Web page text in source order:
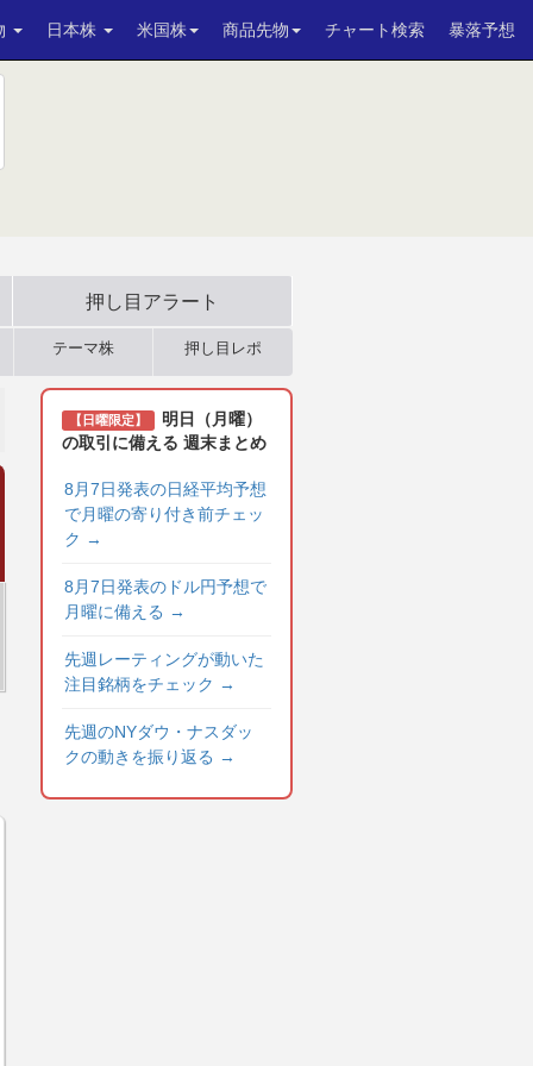
日本株 米国株 商品先物 チャート検索 暴落予想
押し目アラート
テーマ株 押し目レポ
【日曜限定】
明日（月曜）
の取引に備える 週末まとめ
8月7日発表の日経平均予想
で月曜の寄り付き前チェッ
ク →
8月7日発表のドル円予想で
月曜に備える →
先週レーティングが動いた
注目銘柄をチェック →
先週のNYダウ・ナスダッ
クの動きを振り返る →